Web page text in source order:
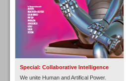
Special: Collaborative Intelligence
We unite Human and Artifical Power.
Inbound